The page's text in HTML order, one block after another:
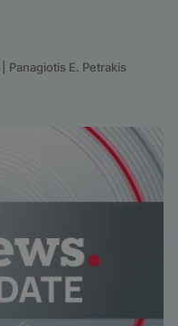
Panagiotis E. Petrakis